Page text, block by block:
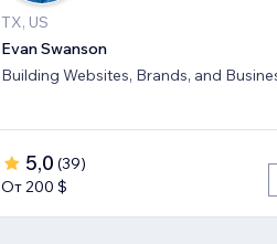
TX, US
Evan Swanson
Building Websites, Brands, and
5,0 (39)
От 200 $